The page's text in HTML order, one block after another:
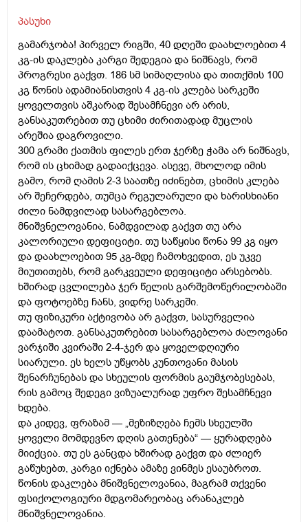
პასუხი
გამარჯობა! პირველ რიგში, 40 დღეში დაახლოებით 4
კგ-ის დაკლება კარგი შედეგია და ნიშნავს, რომ
პროგრესი გაქვთ. 186 სმ სიმაღლისა და თითქმის 100
კგ წონის ადამიანისთვის 4 კგ-ის კლება სარკეში
ყოველთვის აშკარად შესამჩნევი არ არის,
განსაკუთრებით თუ ცხიმი ძირითადად მუცლის
არეშია დაგროვილი.
300 გრამი ქათმის ფილეს ერთ ჯერზე ჭამა არ ნიშნავს,
რომ ის ცხიმად გადაიქცევა. ასევე, მხოლოდ იმის
გამო, რომ ღამის 2-3 საათზე იძინებთ, ცხიმის კლება
არ შეჩერდება, თუმცა რეგულარული და ხარისხიანი
ძილი ნამდვილად სასარგებლოა.
მნიშვნელოვანია, ნამდვილად გაქვთ თუ არა
კალორიული დეფიციტი. თუ საწყისი წონა 99 კგ იყო
და დაახლოებით 95 კგ-მდე ჩამოხვედით, ეს უკვე
მიუთითებს, რომ გარკვეული დეფიციტი არსებობს.
ხშირად ცვლილება ჯერ წელის გარშემოწერილობაში
და ფოტოებზე ჩანს, ვიდრე სარკეში.
თუ ფიზიკური აქტივობა არ გაქვთ, სასურველია
დაამატოთ. განსაკუთრებით სასარგებლოა ძალოვანი
ვარჯიში კვირაში 2-4-ჯერ და ყოველდღიური
სიარული. ეს ხელს უწყობს კუნთოვანი მასის
შენარჩუნებას და სხეულის ფორმის გაუმჯობესებას,
რის გამოც შედეგი ვიზუალურად უფრო შესამჩნევი
ხდება.
და კიდევ, ფრაზამ — „მეზიზღება ჩემს სხეულში
ყოველი მომდევნო დღის გათენება“ — ყურადღება
მიიქცია. თუ ეს განცდა ხშირად გაქვთ და ძლიერ
გაწუხებთ, კარგი იქნება ამაზე ვინმეს ესაუბროთ.
წონის დაკლება მნიშვნელოვანია, მაგრამ თქვენი
ფსიქოლოგიური მდგომარეობაც არანაკლებ
მნიშვნელოვანია.